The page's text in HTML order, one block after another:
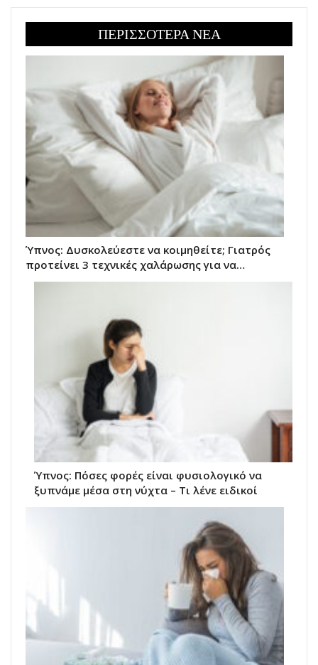
ΠΕΡΙΣΣΟΤΕΡΑ ΝΕΑ
Ύπνος: Δυσκολεύεστε να κοιμηθείτε; Γιατρός
προτείνει 3 τεχνικές χαλάρωσης για να…
Ύπνος: Πόσες φορές είναι φυσιολογικό να
ξυπνάμε μέσα στη νύχτα – Τι λένε ειδικοί